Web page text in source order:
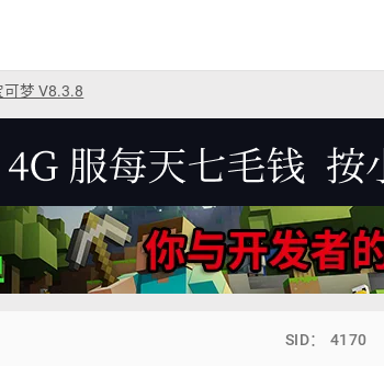
梦 V8.3.8
SID： 4170